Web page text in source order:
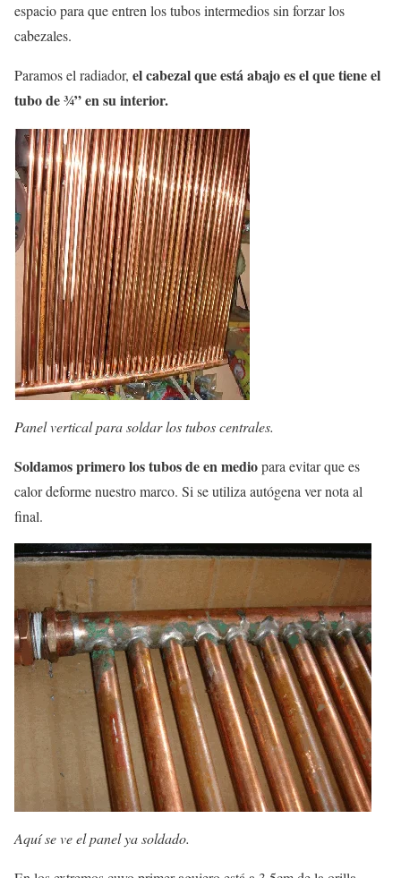
espacio para que entren los tubos intermedios sin forzar los
cabezales.
Paramos el radiador, el cabezal que está abajo es el que tiene el
tubo de ¾” en su interior.
Panel vertical para soldar los tubos centrales.
Soldamos primero los tubos de en mediopara evitar que es
calor deforme nuestro marco. Si se utiliza autógena ver nota al
final.
Aquí se ve el panel ya soldado.